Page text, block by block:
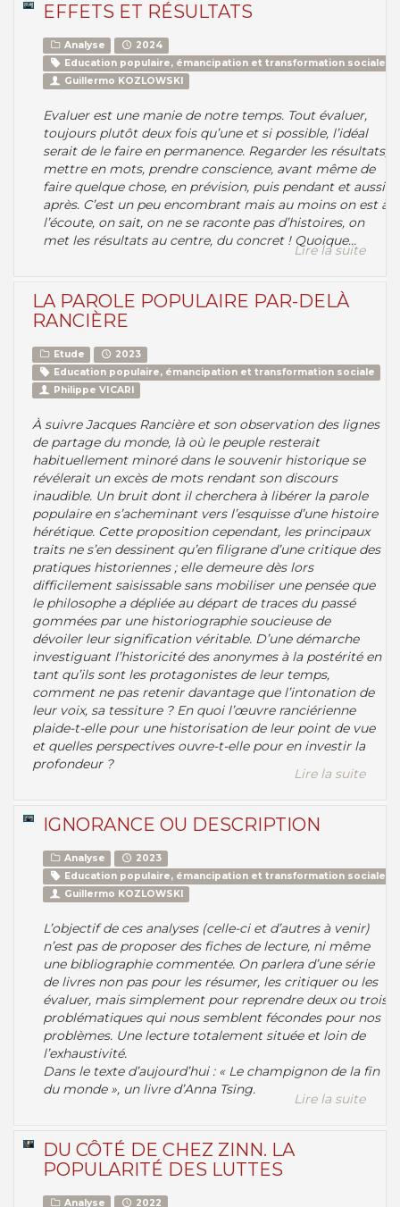
EFFETS ET RÉSULTATS
Analyse
2024
Education populaire, émancipation et transformation sociale
Guillermo KOZLOWSKI
Evaluer est une manie de notre temps. Tout évaluer,
toujours plutôt deux fois qu’une et si possible, l’idéal
serait de le faire en permanence. Regarder les résultats,
mettre en mots, prendre conscience, avant même de
faire quelque chose, en prévision, puis pendant et aussi
après. C’est un peu encombrant mais au moins on est à
l’écoute, on sait, on ne se raconte pas d’histoires, on
met les résultats au centre, du concret ! Quoique…
Lire la suite
LA PAROLE POPULAIRE PAR-DELÀ
RANCIÈRE
Etude
2023
Education populaire, émancipation et transformation sociale
Philippe VICARI
À suivre Jacques Rancière et son observation des lignes
de partage du monde, là où le peuple resterait
habituellement minoré dans le souvenir historique se
révélerait un excès de mots rendant son discours
inaudible. Un bruit dont il cherchera à libérer la parole
populaire en s’acheminant vers l’esquisse d’une histoire
hérétique. Cette proposition cependant, les principaux
traits ne s’en dessinent qu’en filigrane d’une critique des
pratiques historiennes ; elle demeure dès lors
difficilement saisissable sans mobiliser une pensée que
le philosophe a dépliée au départ de traces du passé
gommées par une historiographie soucieuse de
dévoiler leur signification véritable. D’une démarche
investiguant l’historicité des anonymes à la postérité en
tant qu’ils sont les protagonistes de leur temps,
comment ne pas retenir davantage que l’intonation de
leur voix, sa tessiture ? En quoi l’œuvre ranciérienne
plaide-t-elle pour une historisation de leur point de vue
et quelles perspectives ouvre-t-elle pour en investir la
profondeur ?
Lire la suite
IGNORANCE OU DESCRIPTION
Analyse
2023
Education populaire, émancipation et transformation sociale
Guillermo KOZLOWSKI
L’objectif de ces analyses (celle-ci et d’autres à venir)
n’est pas de proposer des fiches de lecture, ni même
une bibliographie commentée. On parlera d’une série
de livres non pas pour les résumer, les critiquer ou les
évaluer, mais simplement pour reprendre deux ou trois
problématiques qui nous semblent fécondes pour nos
problèmes. Une lecture totalement située et loin de
l’exhaustivité.
Dans le texte d’aujourd’hui : « Le champignon de la fin
du monde », un livre d’Anna Tsing.
Lire la suite
DU CÔTÉ DE CHEZ ZINN. LA
POPULARITÉ DES LUTTES
Analyse 2022